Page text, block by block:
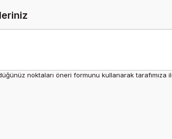
noktaları öneri formunu kullanarak tarafımıza